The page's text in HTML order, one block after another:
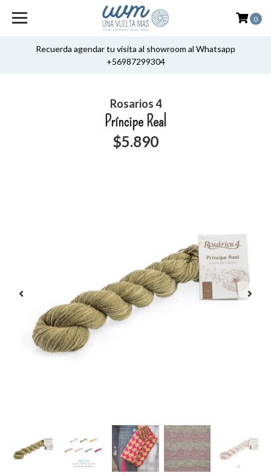
Recuerda agendar tu visita al showroom al Whatsapp
+56987299304
0
Rosarios 4
Príncipe Real
$5.890